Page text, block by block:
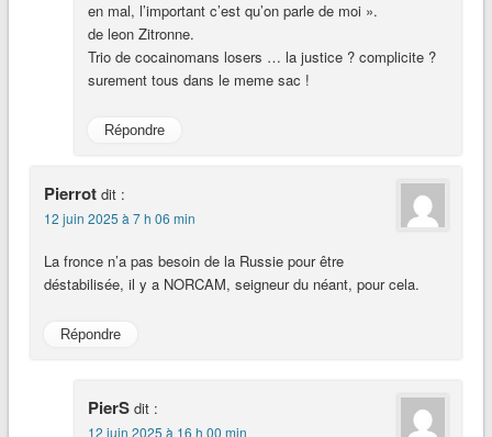
en mal, l’important c’est qu’on parle de moi ».
de leon Zitronne.
Trio de cocainomans losers … la justice ? complicite ?
surement tous dans le meme sac !
Répondre
Pierrot dit :
12 juin 2025 à 7 h 06 min
La fronce n’a pas besoin de la Russie pour être
déstabilisée, il y a NORCAM, seigneur du néant, pour cela.
Répondre
PierS dit :
12 juin 2025 à 16 h 00 min